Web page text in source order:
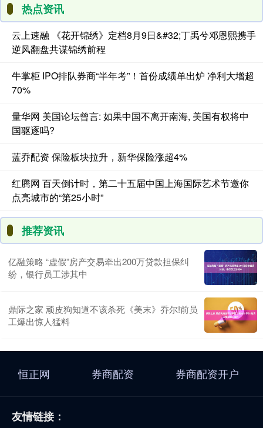
热点资讯
云上速融 《花开锦绣》定档8月9日&#32;丁禹兮邓恩熙携手
逆风翻盘共谋锦绣前程
牛掌柜 IPO排队券商“半年考”！首份成绩单出炉 净利大增超
70%
量华网 美国论坛曾言: 如果中国不离开南海, 美国有权将中
国驱逐吗?
蓝乔配资 保险板块拉升，新华保险涨超4%
红腾网 百天倒计时，第二十五届中国上海国际艺术节邀你
点亮城市的“第25小时”
推荐资讯
亿融策略 “虚假”房产交易牵出200万贷款担保纠
纷，银行员工涉其中
鼎际之家 顽皮狗知道不该杀死《美末》乔尔!前员
工爆出惊人猛料
恒正网 券商配资 券商配资开户
友情链接：